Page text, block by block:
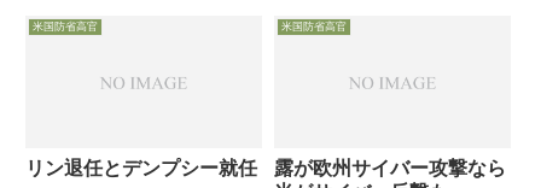
莫大な投資...
い反発が背景に11月1日、米国防
米国防省高官
リン退任とデンプシー就任
米国防省高官
露が欧州サイバー攻撃なら